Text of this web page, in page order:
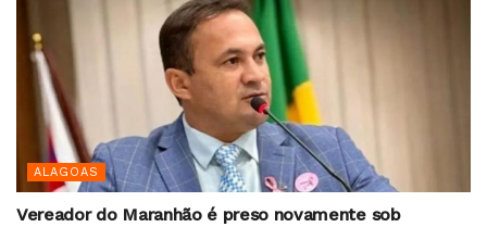
ALAGOAS
Vereador do Maranhão é preso novamente sob